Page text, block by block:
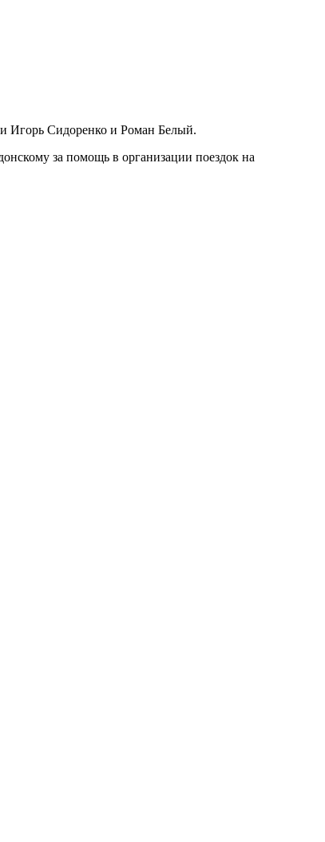
Игорь Сидоренко и Роман Белый.
за помощь в организации поездок на